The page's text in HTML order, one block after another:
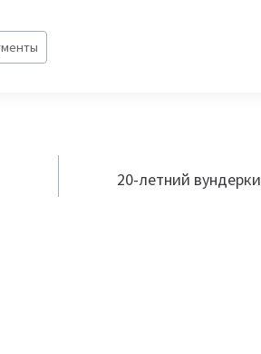
20-летний